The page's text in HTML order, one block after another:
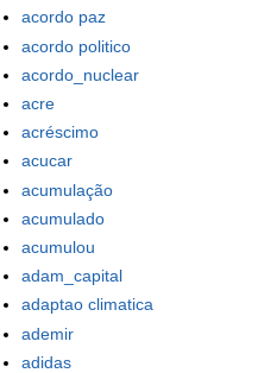
acordo paz
acordo politico
acordo_nuclear
acre
acréscimo
acucar
acumulação
acumulado
acumulou
adam_capital
adaptao climatica
ademir
adidas